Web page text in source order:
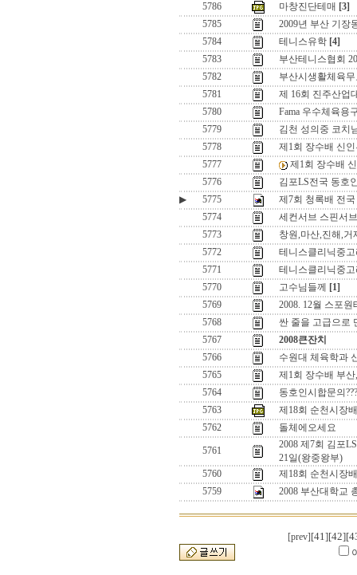
5786
마창진단테매 [3]
5785
2009년 부산 기장
5784
테니스유학 [4]
5783
부산테니스협회
5782
부산시생활체육
5781
제 16회 진주산업
5780
Fama 우수체육용
5779
김천 성의중 코치
5778
제1회 장수배 신
5777
제1회 장수배
5776
김포LS전국 동호
▶
5775
제7회 청록배 전
5774
세컨서브 스핀서브
5773
창원,마산,진해,거
5772
테니스클리닉중
5771
테니스클리닉중
5770
고수님들께
[1]
5769
2008. 12월 스포
5768
싼 줄을 고급으로
5767
2008큰잔치
5766
수원대 체육학과
5765
제1회 장수배 부
5764
동호인시합문의
5763
제18회 순천시장
5762
돌체에오세요
5761
2008 제7회 김포
21일(왕중왕부)
5760
제18회 순천시장
5759
2008 부산대학교
[prev] [41][42]